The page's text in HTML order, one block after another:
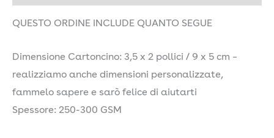
QUESTO ORDINE INCLUDE QUANTO SEGUE
Dimensione Cartoncino: 3,5 x 2 pollici / 9 x 5 cm –
realizziamo anche dimensioni personalizzate,
fammelo sapere e sarò felice di aiutarti
Spessore: 250-300 GSM